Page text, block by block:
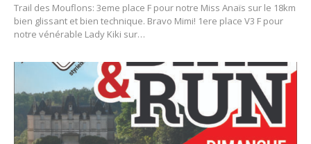
Trail des Mouflons: 3eme place F pour notre Miss Anaïs sur le 18km
bien glissant et bien technique. Bravo Mimi! 1ere place V3 F pour
notre vénérable Lady Kiki sur…